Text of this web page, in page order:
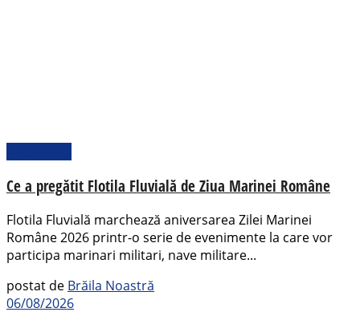
Ce a pregătit Flotila Fluvială de Ziua Marinei Române
Flotila Fluvială marchează aniversarea Zilei Marinei
Române 2026 printr-o serie de evenimente la care vor
participa marinari militari, nave militare...
postat de Brăila Noastră
06/08/2026